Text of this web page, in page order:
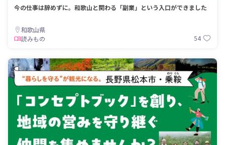
今の仕事は辞めずに。和歌山と関わる「副業」という入口ができました
和歌山県
読みもの
54